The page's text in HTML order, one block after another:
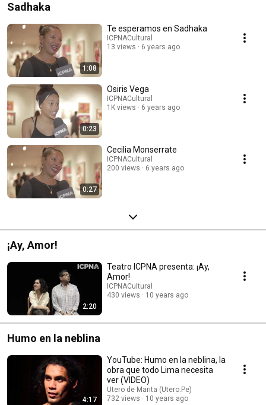
Sadhaka
1:08
Te esperamos en Sadhaka
ICPNACultural
13 views
6 years ago
0:23
Osiris Vega
ICPNACultural
1K views
6 years ago
0:27
Cecilia Monserrate
ICPNACultural
200 views
6 years ago
¡Ay, Amor!
2:20
Teatro ICPNA presenta: ¡Ay,
Amor!
ICPNACultural
430 views
10 years ago
Humo en la neblina
4:17
YouTube: Humo en la neblina, la
obra que todo Lima necesita
ver (VIDEO)
Utero de Marita (Utero.Pe)
732 views
10 years ago